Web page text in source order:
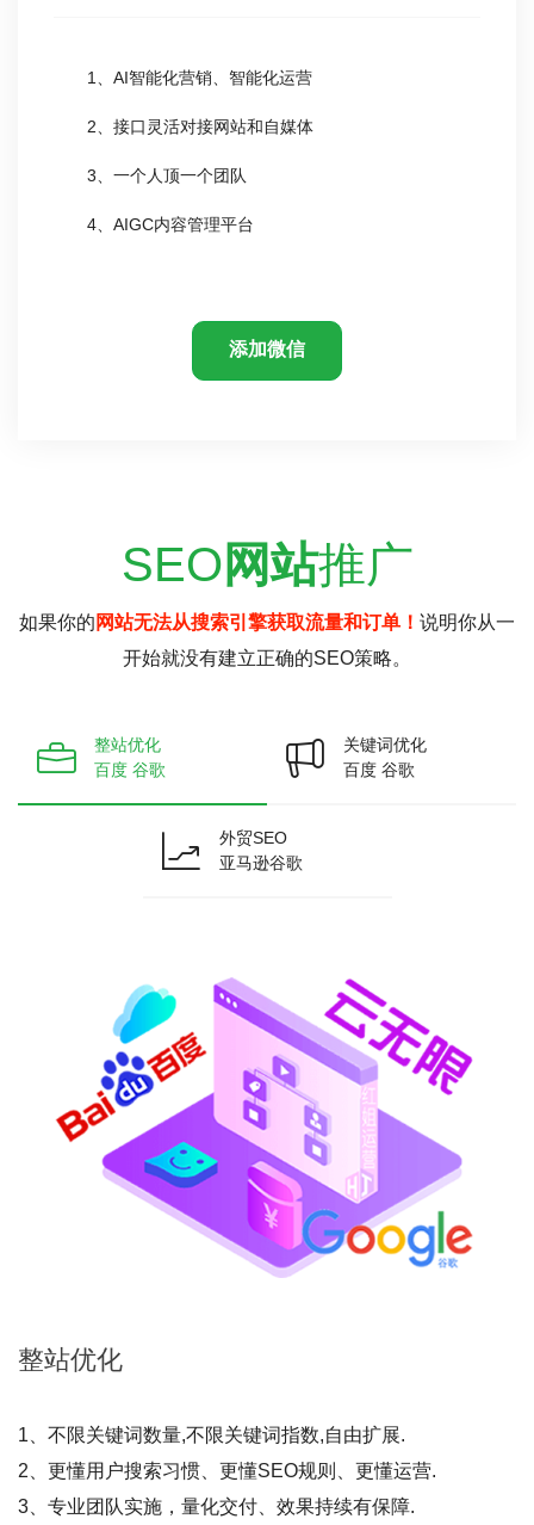
1、AI智能化营销、智能化运营
2、接口灵活对接网站和自媒体
3、一个人顶一个团队
4、AIGC内容管理平台
添加微信
SEO 网站推广
如果你的 网站无法从搜索引擎获取流量和订单！ 说明你从一
开始就没有建立正确的SEO策略。
整站优化
百度 谷歌
关键词优化
百度 谷歌
外贸SEO
亚马逊谷歌
整站优化
1、不限关键词数量,不限关键词指数,自由扩展.
2、更懂用户搜索习惯、更懂SEO规则、更懂运营.
3、专业团队实施，量化交付、效果持续有保障.